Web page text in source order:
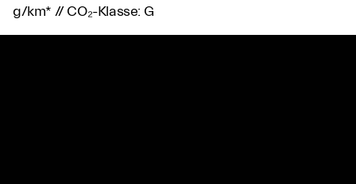
g/km* // CO₂-Klasse: G